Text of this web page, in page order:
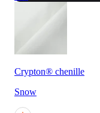
Crypton® chenille
Snow